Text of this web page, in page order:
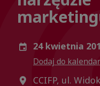
24 kwietnia
Dodaj do
CCIFP, ul.